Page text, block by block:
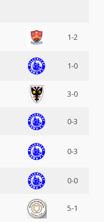
1-2
1-0
3-0
0-3
0-3
0-0
5-1